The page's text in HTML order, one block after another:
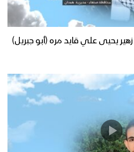
زهير يحيى علي قايد مره (أبو جبريل)